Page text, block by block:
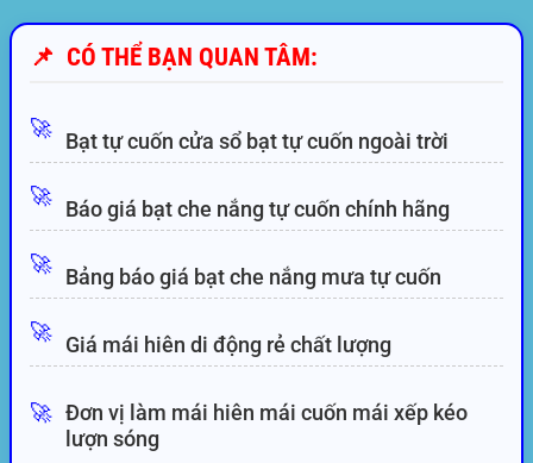
📌 CÓ THỂ BẠN QUAN TÂM:
🚀
Bạt tự cuốn cửa sổ bạt tự cuốn ngoài trời
🚀
Báo giá bạt che nắng tự cuốn chính hãng
🚀
Bảng báo giá bạt che nắng mưa tự cuốn
🚀
Giá mái hiên di động rẻ chất lượng
🚀 Đơn vị làm mái hiên mái cuốn mái xếp kéo
lượn sóng